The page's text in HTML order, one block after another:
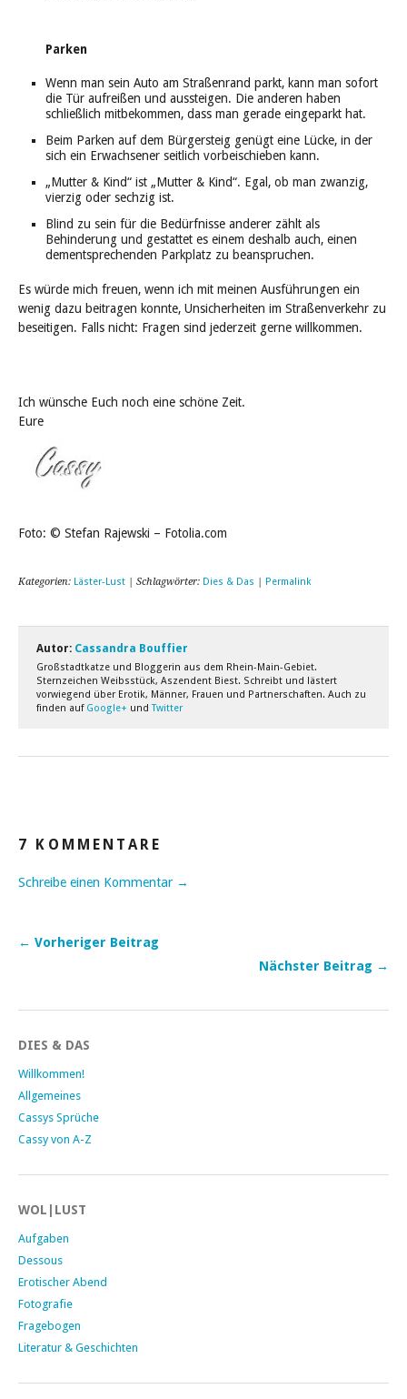
Parken
Wenn man sein Auto am Straßenrand parkt, kann man sofort
die Tür aufreißen und aussteigen. Die anderen haben
schließlich mitbekommen, dass man gerade eingeparkt hat.
Beim Parken auf dem Bürgersteig genügt eine Lücke, in der
sich ein Erwachsener seitlich vorbeischieben kann.
„Mutter & Kind“ ist „Mutter & Kind“. Egal, ob man zwanzig,
vierzig oder sechzig ist.
Blind zu sein für die Bedürfnisse anderer zählt als
Behinderung und gestattet es einem deshalb auch, einen
dementsprechenden Parkplatz zu beanspruchen.
Es würde mich freuen, wenn ich mit meinen Ausführungen ein
wenig dazu beitragen konnte, Unsicherheiten im Straßenverkehr zu
beseitigen. Falls nicht: Fragen sind jederzeit gerne willkommen.
Ich wünsche Euch noch eine schöne Zeit.
Eure
Foto: © Stefan Rajewski – Fotolia.com
Kategorien: Läster-Lust | Schlagwörter: Dies & Das | Permalink
Autor: Cassandra Bouffier
Großstadtkatze und Bloggerin aus dem Rhein-Main-Gebiet.
Sternzeichen Weibsstück, Aszendent Biest. Schreibt und lästert
vorwiegend über Erotik, Männer, Frauen und Partnerschaften. Auch zu
finden auf Google+ undTwitter
7 KOMMENTARE
Schreibe einen Kommentar →
← Vorheriger Beitrag
Nächster Beitrag →
DIES & DAS
Willkommen!
Allgemeines
Cassys Sprüche
Cassy von A-Z
WOL|LUST
Aufgaben
Dessous
Erotischer Abend
Fotografie
Fragebogen
Literatur & Geschichten